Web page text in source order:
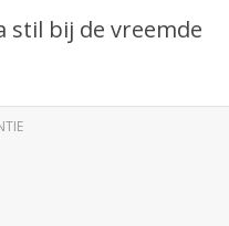
stil bij de vreemde